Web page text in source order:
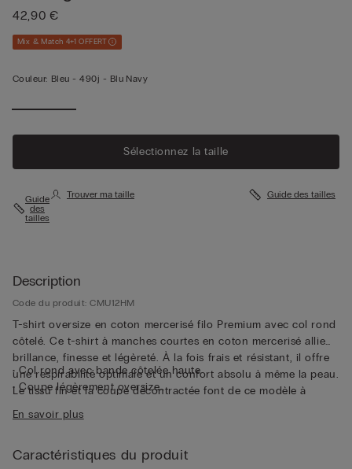
42,90 €
Mix & Match 4+1 OFFERT
Couleur: Bleu -490j - Blu Navy
Sélectionnez la taille
Guide
des
tailles
Trouver ma taille Guide des tailles
Description
Code du produit: CMU12HM
T-shirt oversize en coton mercerisé filo Premium avec col rond
côtelé. Ce t-shirt à manches courtes en coton mercerisé allie
brillance, finesse et légèreté. À la fois frais et résistant, il offre
une respirabilité optimale et un confort absolu à même la peau.
Le tissu fin et la coupe décontractée font de ce modèle à
manches courtes une pièce parfaite à porter seule, même lors
des journées les plus chaudes.
• Col rond avec bande côtelée haute
• Coupe légèrement oversize
En savoir plus
Caractéristiques du produit